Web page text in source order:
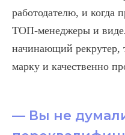
работодателю, и когда
ТОП-менеджеры и
начинающий рекрутер,
марку и качественно
— Вы не